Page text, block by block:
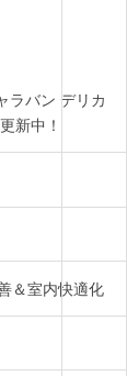
ラバン デリカ
新中！
＆室内快適化